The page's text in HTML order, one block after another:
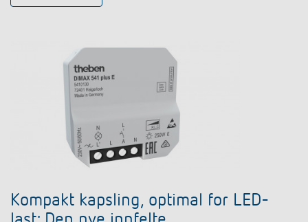
Kompakt kapsling, optimal for LED-